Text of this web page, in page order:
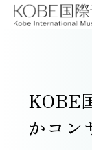
KOBE
かコ